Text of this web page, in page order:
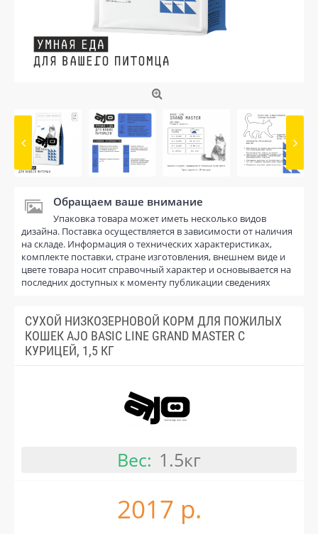
Обращаем ваше внимание
Упаковка товара может иметь несколько видов
дизайна. Поставка осуществляется в зависимости от наличия
на складе. Информация о технических характеристиках,
комплекте поставки, стране изготовления, внешнем виде и
цвете товара носит справочный характер и основывается на
последних доступных к моменту публикации сведениях
СУХОЙ НИЗКОЗЕРНОВОЙ КОРМ ДЛЯ ПОЖИЛЫХ
КОШЕК AJO BASIC LINE GRAND MASTER С
КУРИЦЕЙ, 1,5 КГ
Вес: 1.5кг
2017 р.